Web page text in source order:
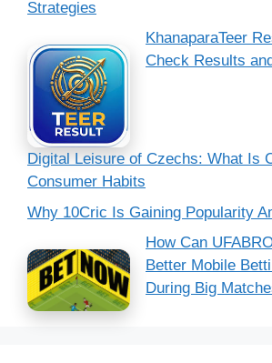
Strategies
KhanaparaTeer
Check Results
Digital Leisure of Czechs: What Is
Consumer Habits
Why 10Cric Is Gaining Popularity
How Can
Better Mobile
During Big